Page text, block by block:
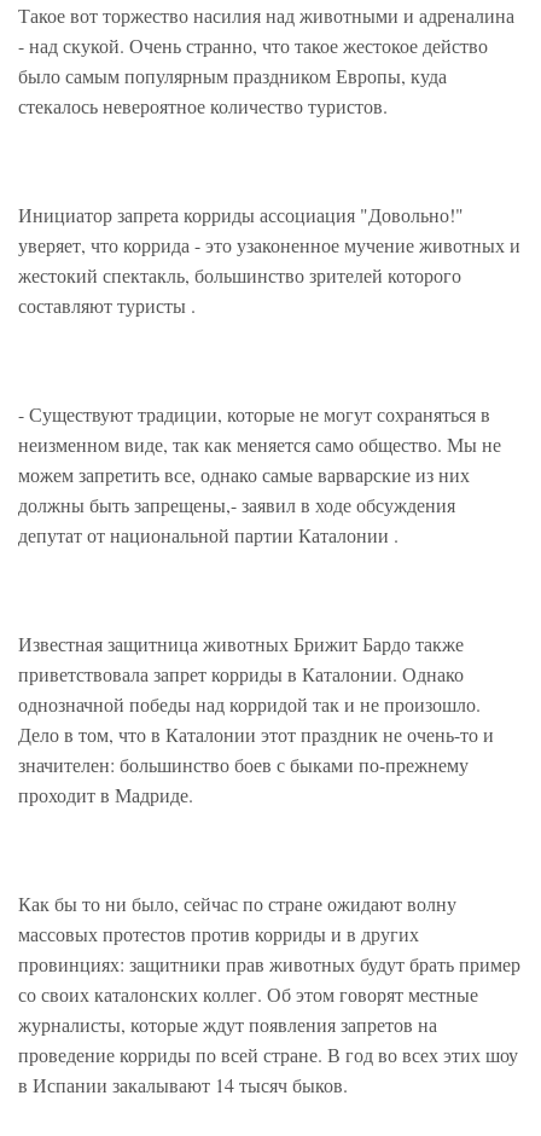
Такое вот торжество насилия над животными и адреналина
- над скукой. Очень странно, что такое жестокое действо
было самым популярным праздником Европы, куда
стекалось невероятное количество туристов.
Инициатор запрета корриды ассоциация "Довольно!"
уверяет, что коррида - это узаконенное мучение животных и
жестокий спектакль, большинство зрителей которого
составляют туристы .
- Существуют традиции, которые не могут сохраняться в
неизменном виде, так как меняется само общество. Мы не
можем запретить все, однако самые варварские из них
должны быть запрещены,- заявил в ходе обсуждения
депутат от национальной партии Каталонии .
Известная защитница животных Брижит Бардо также
приветствовала запрет корриды в Каталонии. Однако
однозначной победы над корридой так и не произошло.
Дело в том, что в Каталонии этот праздник не очень-то и
значителен: большинство боев с быками по-прежнему
проходит в Мадриде.
Как бы то ни было, сейчас по стране ожидают волну
массовых протестов против корриды и в других
провинциях: защитники прав животных будут брать пример
со своих каталонских коллег. Об этом говорят местные
журналисты, которые ждут появления запретов на
проведение корриды по всей стране. В год во всех этих шоу
в Испании закалывают 14 тысяч быков.